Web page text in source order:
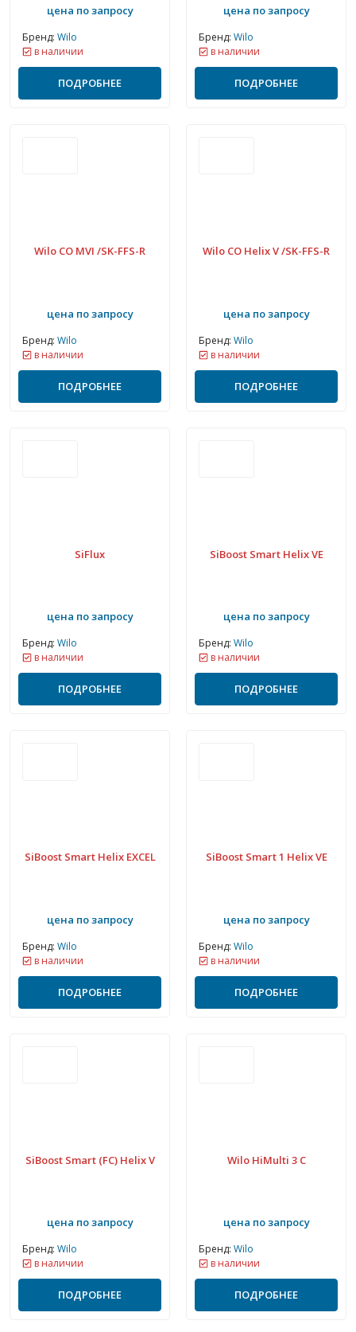
цена по запросу
Бренд: Wilo
в наличии
ПОДРОБНЕЕ
цена по запросу
Бренд: Wilo
в наличии
ПОДРОБНЕЕ
Wilo CO MVI /SK-FFS-R
цена по запросу
Бренд: Wilo
в наличии
ПОДРОБНЕЕ
Wilo CO Helix V /SK-FFS-R
цена по запросу
Бренд: Wilo
в наличии
ПОДРОБНЕЕ
SiFlux
цена по запросу
Бренд: Wilo
в наличии
ПОДРОБНЕЕ
SiBoost Smart Helix VE
цена по запросу
Бренд: Wilo
в наличии
ПОДРОБНЕЕ
SiBoost Smart Helix EXCEL
цена по запросу
Бренд: Wilo
в наличии
ПОДРОБНЕЕ
SiBoost Smart 1 Helix VE
цена по запросу
Бренд: Wilo
в наличии
ПОДРОБНЕЕ
SiBoost Smart (FC) Helix V
цена по запросу
Бренд: Wilo
в наличии
ПОДРОБНЕЕ
Wilo HiMulti 3 C
цена по запросу
Бренд: Wilo
в наличии
ПОДРОБНЕЕ